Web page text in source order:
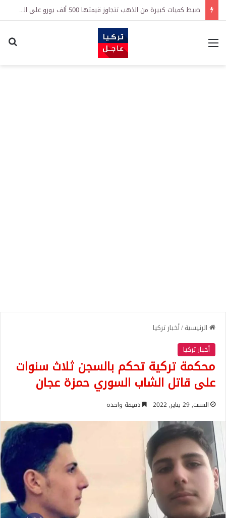
ضبط كميات كبيرة من الذهب تتجاوز قيمتها 500 ألف يورو على الحدود التركية البلغارية
القائمة
الرئيسية/أخبار تركيا
أخبار تركيا
محكمة تركية تحكم بالسجن ثلاث سنوات
على قاتل الشاب السوري حمزة عجان
السبت, 29 يناير, 2022 دقيقة واحدة